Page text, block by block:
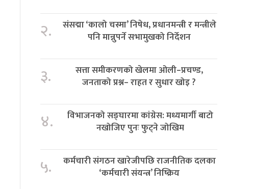
२.
संसद्मा ‘कालो चस्मा’ निषेध, प्रधानमन्त्री र मन्त्रीले
पनि मान्नुपर्ने सभामुखको निर्देशन
३.
सत्ता समीकरणको खेलमा ओली–प्रचण्ड,
जनताको प्रश्न– राहत र सुधार खोइ ?
४.
विभाजनको सङ्घारमा कांग्रेस: मध्यमार्गी बाटो
नखोजिए पुनः फुट्ने जोखिम
५.
कर्मचारी संगठन खारेजीपछि राजनीतिक दलका
‘कर्मचारी संयन्त्र’ निष्क्रिय